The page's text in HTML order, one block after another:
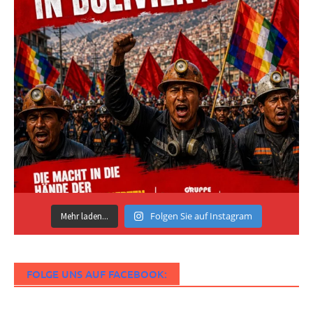
Mehr laden... Folgen Sie auf Instagram
FOLGE UNS AUF FACEBOOK: